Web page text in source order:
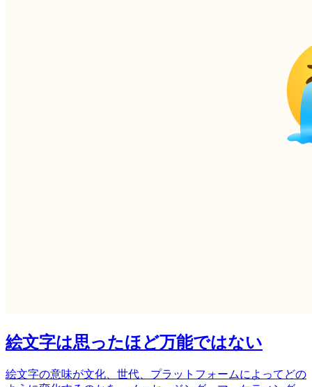
絵文字は思ったほど万能ではない
絵文字の意味が文化、世代、プラットフォームによってどの